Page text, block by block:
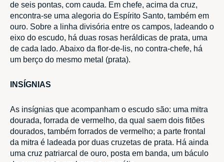
de seis pontas, com cauda. Em chefe, acima da cruz,
encontra-se uma alegoria do Espírito Santo, também em
ouro. Sobre a linha divisória entre os campos, ladeando o
eixo do escudo, há duas rosas heráldicas de prata, uma
de cada lado. Abaixo da flor-de-lis, no contra-chefe, há
um berço do mesmo metal (prata).
INSÍGNIAS
As insígnias que acompanham o escudo são: uma mitra
dourada, forrada de vermelho, da qual saem dois fitões
dourados, também forrados de vermelho; a parte frontal
da mitra é ladeada por duas cruzetas de prata. Há ainda
uma cruz patriarcal de ouro, posta em banda, um báculo